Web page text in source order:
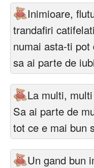
Inimioare,
trandafiri
numai asta-ti
sa ai parte de
La multi,
Sa ai parte de
tot ce e mai bun
Un gand bun